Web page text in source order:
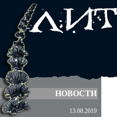
НОВОСТИ
13.08.2019